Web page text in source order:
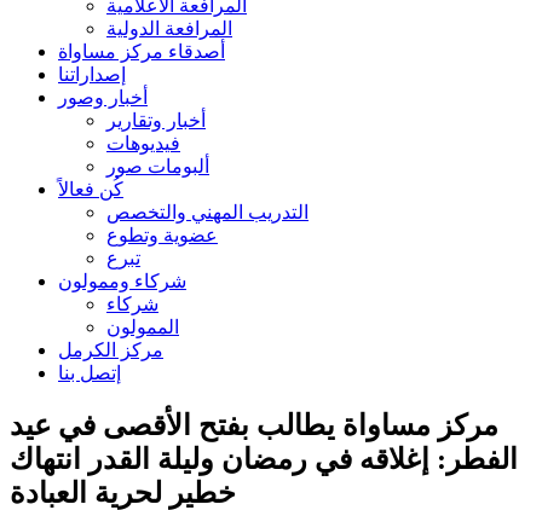
المرافعة الاعلامية
المرافعة الدولية
أصدقاء مركز مساواة
إصداراتنا
أخبار وصور
أخبار وتقارير
فيديوهات
ألبومات صور
كُن فعالاً
التدريب المهني والتخصص
عضوية وتطوع
تبرع
شركاء وممولون
شركاء
الممولون
مركز الكرمل
إتصل بنا
مركز مساواة يطالب بفتح الأقصى في عيد
الفطر: إغلاقه في رمضان وليلة القدر انتهاك
خطير لحرية العبادة